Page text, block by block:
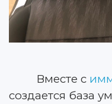
Вместе с
создается база